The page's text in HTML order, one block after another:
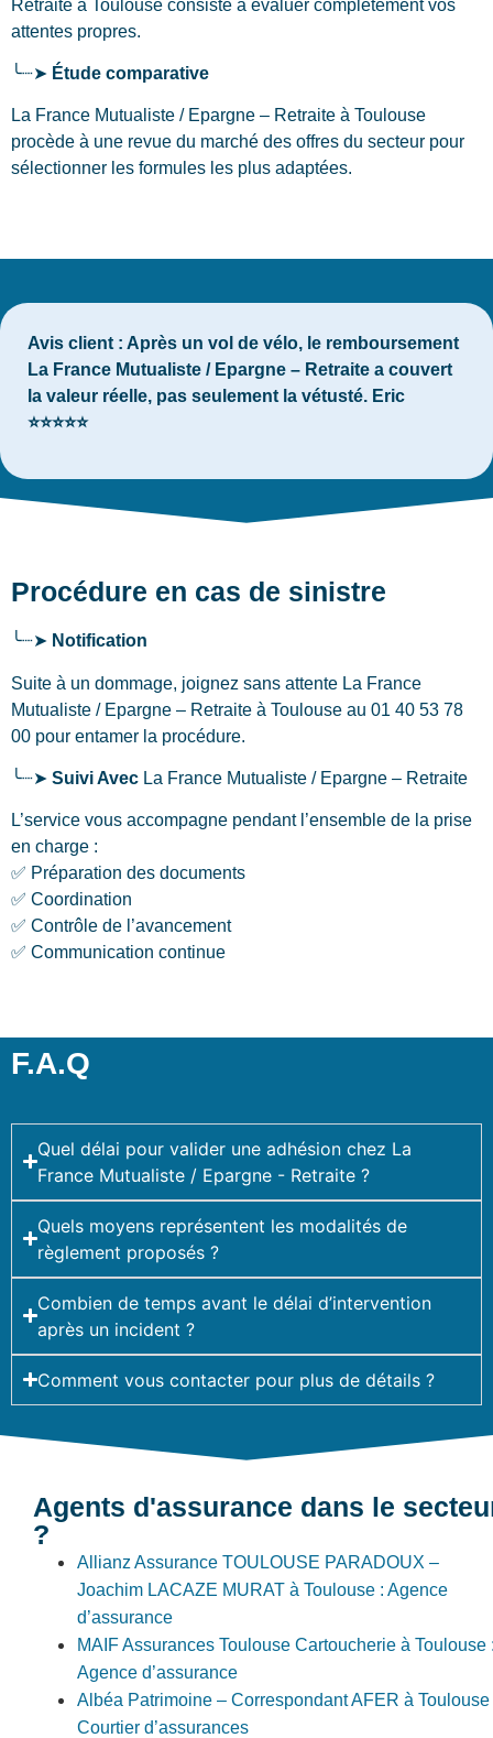
Retraite à Toulouse consiste à évaluer complètement vos
attentes propres.
╰┈➤ Étude comparative
La France Mutualiste / Epargne – Retraite à Toulouse
procède à une revue du marché des offres du secteur pour
sélectionner les formules les plus adaptées.
Avis client : Après un vol de vélo, le remboursement
La France Mutualiste / Epargne – Retraite a couvert
la valeur réelle, pas seulement la vétusté. Eric
⭐⭐⭐⭐⭐
Procédure en cas de sinistre
╰┈➤ Notification
Suite à un dommage, joignez sans attente La France
Mutualiste / Epargne – Retraite à Toulouse au 01 40 53 78
00 pour entamer la procédure.
╰┈➤ Suivi Avec La France Mutualiste / Epargne – Retraite
L’service vous accompagne pendant l’ensemble de la prise
en charge :
✅ Préparation des documents
✅ Coordination
✅ Contrôle de l’avancement
✅ Communication continue
F.A.Q
Quel délai pour valider une adhésion chez La
France Mutualiste / Epargne - Retraite ?
Quels moyens représentent les modalités de
règlement proposés ?
Combien de temps avant le délai d’intervention
après un incident ?
Comment vous contacter pour plus de détails ?
Agents d'assurance dans le
?
Allianz Assurance TOULOUSE PARADOUX –
Joachim LACAZE MURAT à Toulouse : Agence
d’assurance
MAIF Assurances Toulouse Cartoucherie à Toulouse
Agence d’assurance
Albéa Patrimoine – Correspondant AFER à Toulouse
Courtier d’assurances